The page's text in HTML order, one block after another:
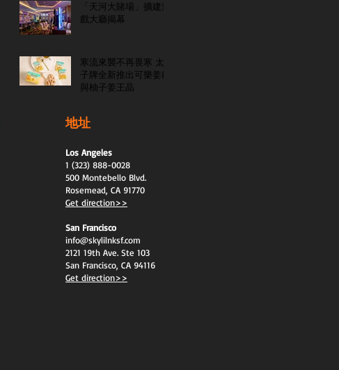
「天河大賭場」擴建遊
戲大廳揭幕
寒流來襲不再畏寒 太
子牌全新推出可樂姜糖
與柚子姜王晶
地址
Los Angeles
1 (323) 888-0028
500 Montebello Blvd.
Rosemead, CA 91770
Get direction>>
San Francisco
info@skylilnksf.com
2121 19th Ave. Ste 103
San Francisco, CA 94116
Get direction>>